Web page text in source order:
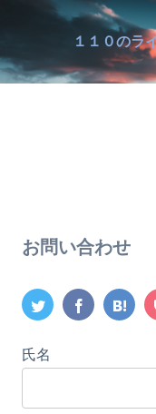
１１０のラ
お問い合わせ
氏名